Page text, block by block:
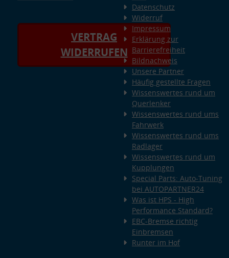
VERTRAG
WIDERRUFEN
Datenschutz
Widerruf
Impressum
Erklärung zur
Barrierefreiheit
Bildnachweis
Unsere Partner
Häufig gestellte Fragen
Wissenswertes rund um
Querlenker
Wissenswertes rund ums
Fahrwerk
Wissenswertes rund ums
Radlager
Wissenswertes rund um
Kupplungen
Special Parts: Auto-Tuning
bei AUTOPARTNER24
Was ist HPS - High
Performance Standard?
EBC-Bremse richtig
Einbremsen
Runter im Hof